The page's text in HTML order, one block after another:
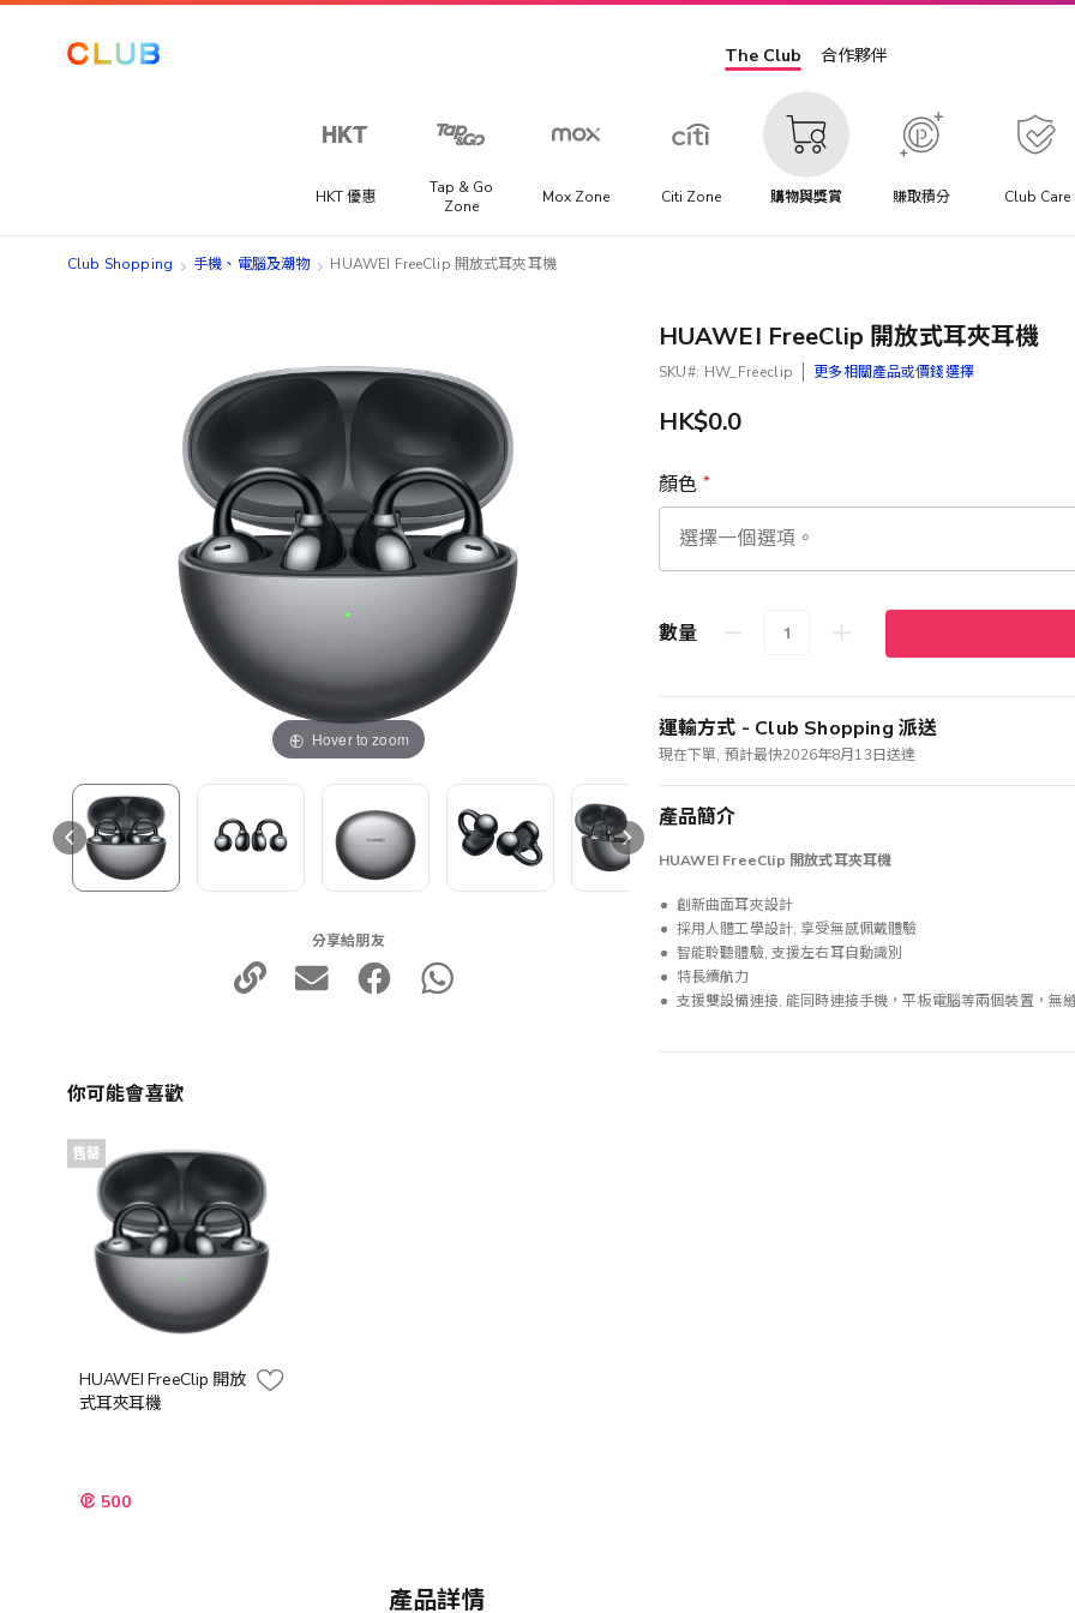
The Club 合作夥伴
HKT 優惠
Tap & Go
Zone
Mox Zone Citi Zone 購物與獎賞 賺取積分 Club Care
Club Shopping 手機、電腦及潮物 HUAWEI FreeClip 開放式耳夾耳機
Hover to zoom
分享給朋友
HUAWEI FreeClip 開放式耳夾耳機
SKU HW_Freeclip 更多相關產品或價錢選擇
HK$0.0
顏色
數量
運輸方式 - Club Shopping 派送
現在下單, 預計最快2026年8月13日送達
產品簡介
HUAWEI FreeClip 開放式耳夾耳機
創新曲面耳夾設計
採用人體工學設計, 享受無感佩戴體驗
智能聆聽體驗, 支援左右耳自動識別
特長續航力
支援雙設備連接, 能同時連接手機，平板電腦等兩個裝置，無
你可能會喜歡
售罄
HUAWEI FreeClip 開放
式耳夾耳機
500
產品詳情